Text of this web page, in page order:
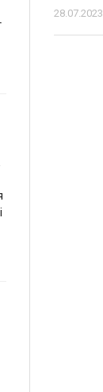
28.07.2023